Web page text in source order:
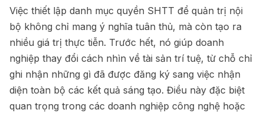
Việc thiết lập danh mục quyền SHTT để quản trị nội
bộ không chỉ mang ý nghĩa tuân thủ, mà còn tạo ra
nhiều giá trị thực tiễn. Trước hết, nó giúp doanh
nghiệp thay đổi cách nhìn về tài sản trí tuệ, từ chỗ chỉ
ghi nhận những gì đã được đăng ký sang việc nhận
diện toàn bộ các kết quả sáng tạo. Điều này đặc biệt
quan trọng trong các doanh nghiệp công nghệ hoặc